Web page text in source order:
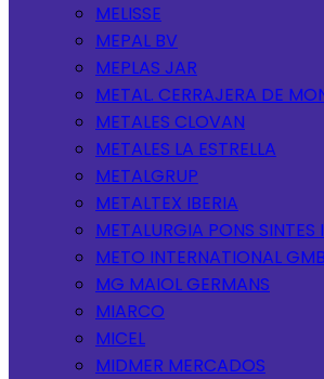
MELISSE
MEPAL BV
MEPLAS JAR
METAL. CERRAJERA DE
METALES CLOVAN
METALES LA ESTRELLA
METALGRUP
METALTEX IBERIA
METALURGIA PONS SINTES
METO INTERNATIONAL
MG MAIOL GERMANS
MIARCO
MICEL
MIDMER MERCADOS